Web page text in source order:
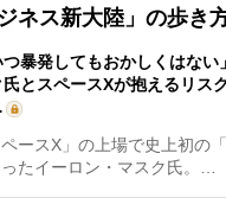
ネス新大陸」の歩き
つ暴発してもおかしくはな
氏とスペースXが抱えるリス
ースX」の上場で史上初の
たイーロン・マスク氏。…